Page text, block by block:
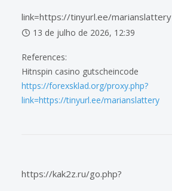
link=https://tinyurl.ee/marianslattery
13 de julho de 2026, 12:39
References:
Hitnspin casino gutscheincode
https://forexsklad.org/proxy.php?
link=https://tinyurl.ee/marianslattery
https://kak2z.ru/go.php?